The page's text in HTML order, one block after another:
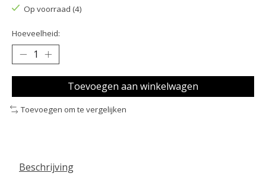
Op voorraad (4)
Hoeveelheid:
Toevoegen aan winkelwagen
Toevoegen om te vergelijken
Beschrijving